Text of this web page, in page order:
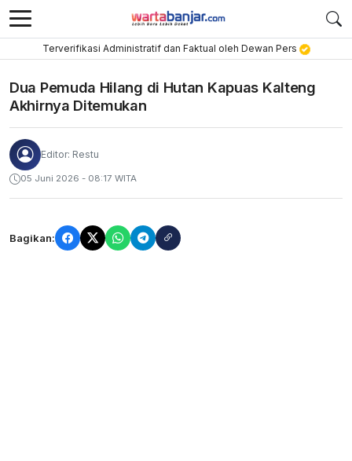
Terverifikasi Administratif dan Faktual oleh Dewan Pers
Dua Pemuda Hilang di Hutan Kapuas Kalteng
Akhirnya Ditemukan
Editor: Restu
05 Juni 2026 - 08:17 WITA
Bagikan: